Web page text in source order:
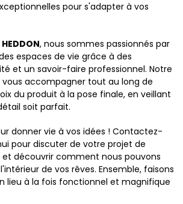
pour s'adapter à vos
, nous sommes passionnés par
espaces de vie grâce à des
et un savoir-faire professionnel. Notre
accompagner tout au long de
du produit à la pose finale, en veillant
soit parfait.
donner vie à vos idées ! Contactez-
pour discuter de votre projet de
découvrir comment nous pouvons
de vos rêves. Ensemble, faisons
lieu à la fois fonctionnel et magnifique